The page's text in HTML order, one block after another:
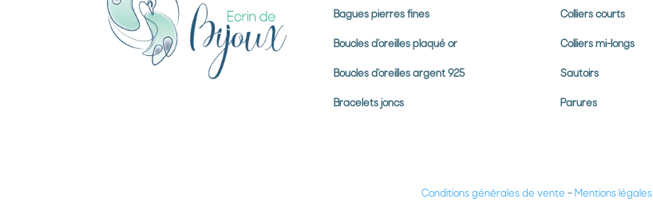
Bagues pierres fines
Boucles d’oreilles plaqué or
Boucles d’oreilles argent 925
Bracelets joncs
Colliers courts
Colliers mi-longs
Sautoirs
Parures
Conditions générales de vente – Mentions légales